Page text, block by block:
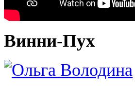
Винни-Пух